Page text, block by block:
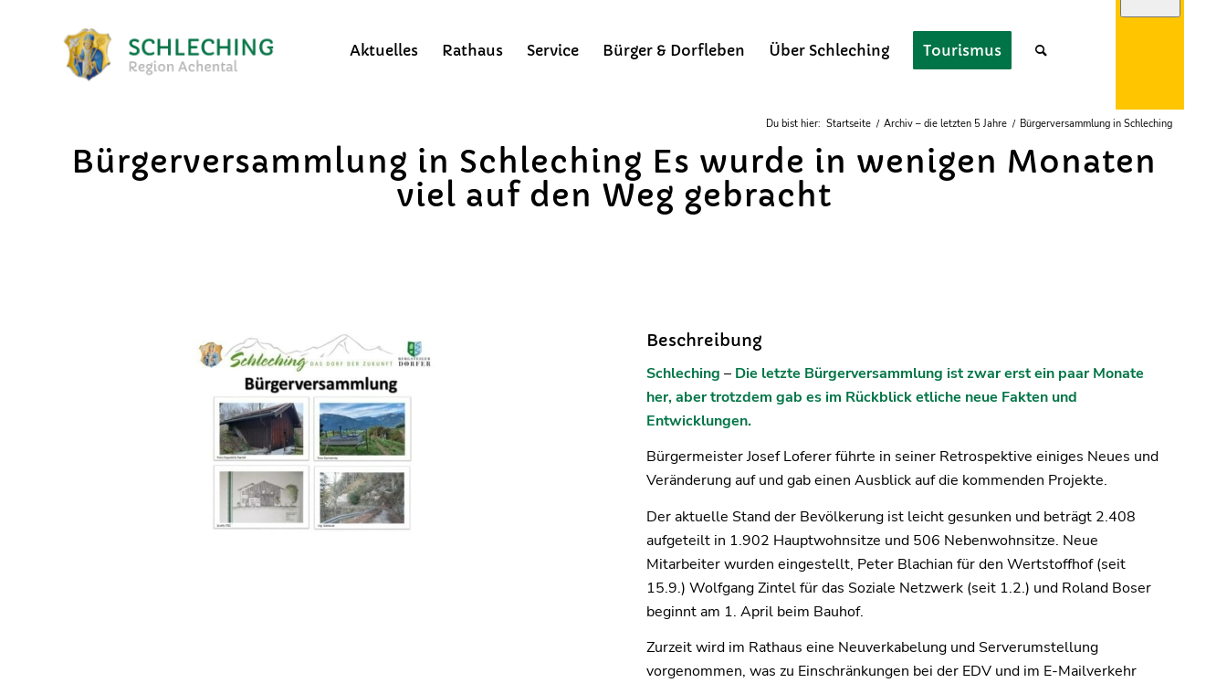
Aktuelles Rathaus Service Bürger & Dorfleben Über Schleching Tourismus
Du bist hier: Startseite / Archiv – die letzten 5 Jahre / Bürgerversammlung in Schleching
Bürgerversammlung in Schleching Es wurde in wenigen Monaten
viel auf den Weg gebracht
Beschreibung
Schleching – Die letzte Bürgerversammlung ist zwar erst ein paar Monate
her, aber trotzdem gab es im Rückblick etliche neue Fakten und
Entwicklungen.
Bürgermeister Josef Loferer führte in seiner Retrospektive einiges Neues und
Veränderung auf und gab einen Ausblick auf die kommenden Projekte.
Der aktuelle Stand der Bevölkerung ist leicht gesunken und beträgt 2.408
aufgeteilt in 1.902 Hauptwohnsitze und 506 Nebenwohnsitze. Neue
Mitarbeiter wurden eingestellt, Peter Blachian für den Wertstoffhof (seit
15.9.) Wolfgang Zintel für das Soziale Netzwerk (seit 1.2.) und Roland Boser
beginnt am 1. April beim Bauhof.
Zurzeit wird im Rathaus eine Neuverkabelung und Serverumstellung
vorgenommen, was zu Einschränkungen bei der EDV und im E-Mailverkehr